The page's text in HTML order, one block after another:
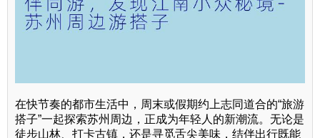
在快节奏的都市生活中，周末或假期约上志同道合的“旅游
搭子”一起探索苏州周边，正成为年轻人的新潮流。无论是
徒步山林、打卡古镇，还是寻觅舌尖美味，结伴出行既能